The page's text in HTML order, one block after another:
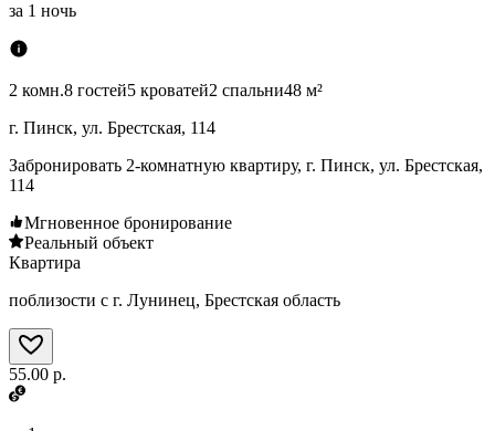
за 1 ночь
2 комн.8 гостей5 кроватей2 спальни48 м²
г. Пинск, ул. Брестская, 114
Забронировать 2-комнатную квартиру, г. Пинск, ул. Брестская,
114
Мгновенное бронирование
Реальный объект
Квартира
поблизости с г. Лунинец, Брестская область
55.00 р.